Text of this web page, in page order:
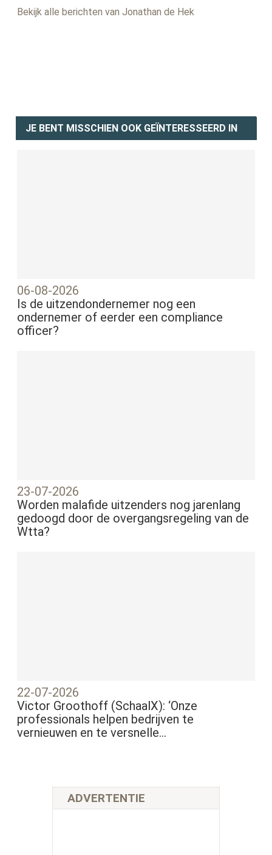
Bekijk alle berichten van Jonathan de Hek
JE BENT MISSCHIEN OOK GEÏNTERESSEERD IN
06-08-2026
Is de uitzendondernemer nog een
ondernemer of eerder een compliance
officer?
23-07-2026
Worden malafide uitzenders nog jarenlang
gedoogd door de overgangsregeling van de
Wtta?
22-07-2026
Victor Groothoff (SchaalX): ‘Onze
professionals helpen bedrijven te
vernieuwen en te versnelle...
ADVERTENTIE